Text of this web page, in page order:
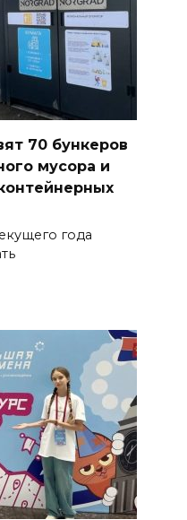
70 бункеров
мусора и
года